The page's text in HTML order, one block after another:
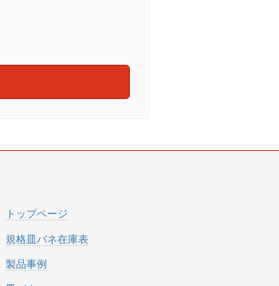
トップページ
規格皿バネ在庫表
製品事例